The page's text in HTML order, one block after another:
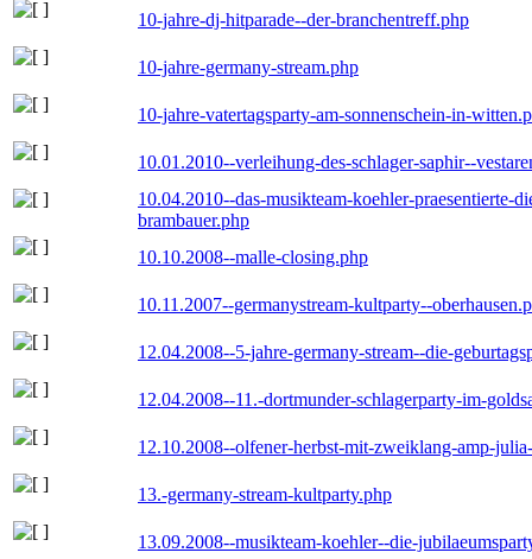
10-jahre-dj-hitparade--der-branchentreff.php
10-jahre-germany-stream.php
10-jahre-vatertagsparty-am-sonnenschein-in-
10.01.2010--verleihung-des-schlager-saphir--
10.04.2010--das-musikteam-koehler-praesentierte-
brambauer.php
10.10.2008--malle-closing.php
10.11.2007--germanystream-kultparty--
12.04.2008--5-jahre-germany-stream--die-
12.04.2008--11.-dortmunder-schlagerparty-im-
12.10.2008--olfener-herbst-mit-zweiklang-amp-
13.-germany-stream-kultparty.php
13.09.2008--musikteam-koehler--die-